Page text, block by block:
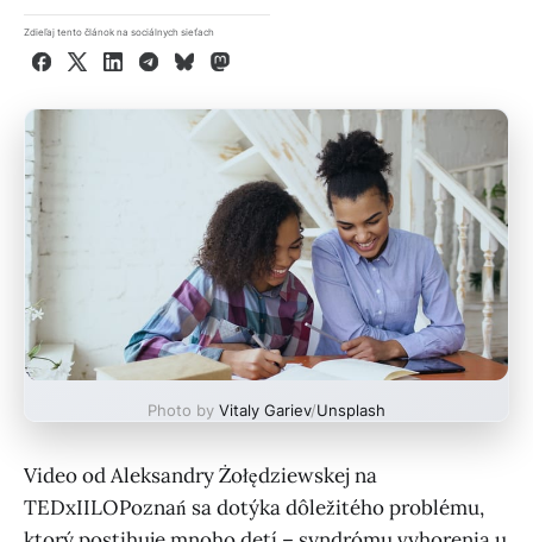
Zdieľaj tento článok na sociálnych sieťach
Facebook
X LinkedInTelegram
BlueskyMastodon
Photo by Vitaly Gariev/Unsplash
Video od Aleksandry Żołędziewskej na
TEDxIILOPoznań sa dotýka dôležitého problému,